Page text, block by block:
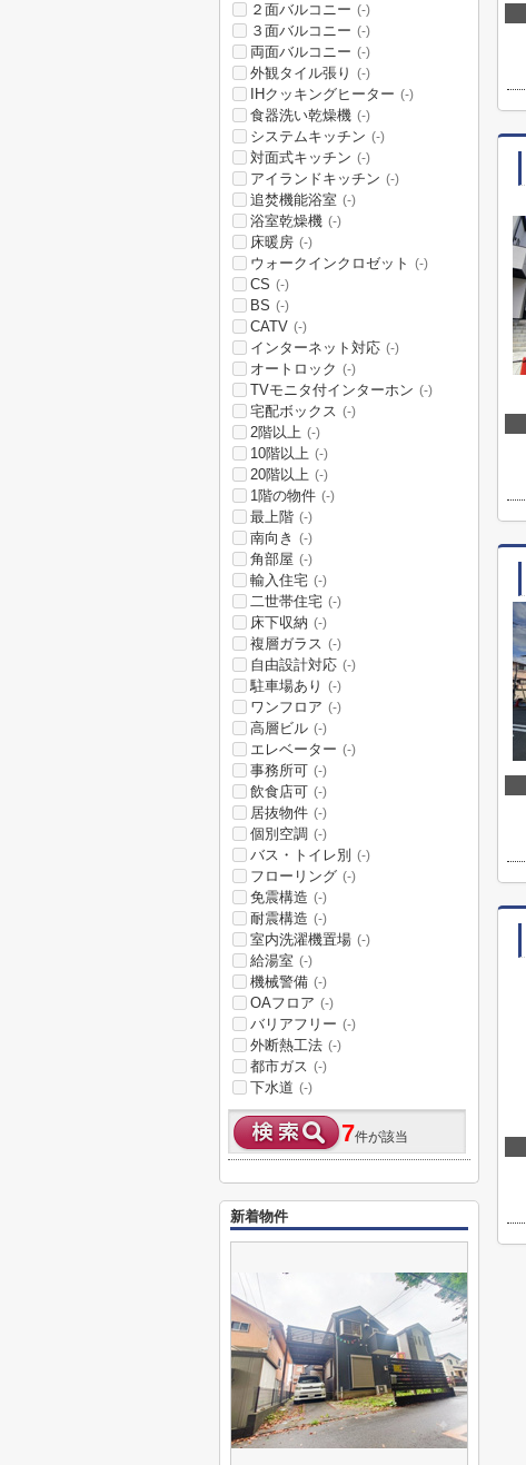
２面バルコニー (-)
３面バルコニー (-)
両面バルコニー (-)
外観タイル張り (-)
IHクッキングヒーター (-)
食器洗い乾燥機 (-)
システムキッチン (-)
対面式キッチン (-)
アイランドキッチン (-)
追焚機能浴室 (-)
浴室乾燥機 (-)
床暖房 (-)
ウォークインクロゼット (-)
CS (-)
BS (-)
CATV (-)
インターネット対応 (-)
オートロック (-)
TVモニタ付インターホン (-)
宅配ボックス (-)
2階以上 (-)
10階以上 (-)
20階以上 (-)
1階の物件 (-)
最上階 (-)
南向き (-)
角部屋 (-)
輸入住宅 (-)
二世帯住宅 (-)
床下収納 (-)
複層ガラス (-)
自由設計対応 (-)
駐車場あり (-)
ワンフロア (-)
高層ビル (-)
エレベーター (-)
事務所可 (-)
飲食店可 (-)
居抜物件 (-)
個別空調 (-)
バス・トイレ別 (-)
フローリング (-)
免震構造 (-)
耐震構造 (-)
室内洗濯機置場 (-)
給湯室 (-)
機械警備 (-)
OAフロア (-)
バリアフリー (-)
外断熱工法 (-)
都市ガス (-)
下水道 (-)
7件が該当
新着物件